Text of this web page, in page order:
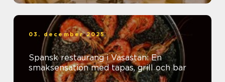
03. december 2025
Spansk restaurang i Vasastan: En
smaksensation med tapas, grill och bar